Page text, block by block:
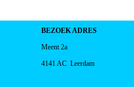
BEZOEK ADRES
Meent 2a
4141 AC Leerdam